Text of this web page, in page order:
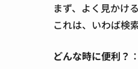
まず、よく見かけ
これは、いわば検
どんな時に便利？ ：